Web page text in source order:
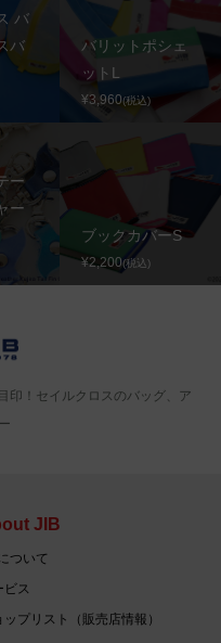
バ
バ
バリットポシェ
ットL
¥3,960(税込)
ー
ー
ブックカバーS
¥2,200(税込)
印！セイルクロスのバッグ、ア
JIB
ついて
ビス
ップリスト（販売店情報）